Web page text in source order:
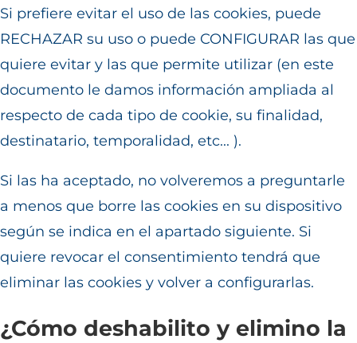
Si prefiere evitar el uso de las cookies, puede
RECHAZAR su uso o puede CONFIGURAR las que
quiere evitar y las que permite utilizar (en este
documento le damos información ampliada al
respecto de cada tipo de cookie, su finalidad,
destinatario, temporalidad, etc... ).
Si las ha aceptado, no volveremos a preguntarle
a menos que borre las cookies en su dispositivo
según se indica en el apartado siguiente. Si
quiere revocar el consentimiento tendrá que
eliminar las cookies y volver a configurarlas.
¿Cómo deshabilito y elimino la